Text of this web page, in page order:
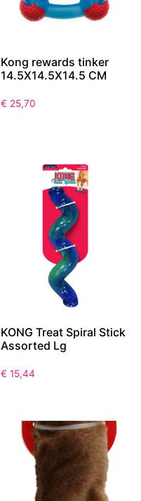
Kong rewards tinker
14.5X14.5X14.5 CM
€ 25,70
KONG Treat Spiral Stick
Assorted Lg
€ 15,44